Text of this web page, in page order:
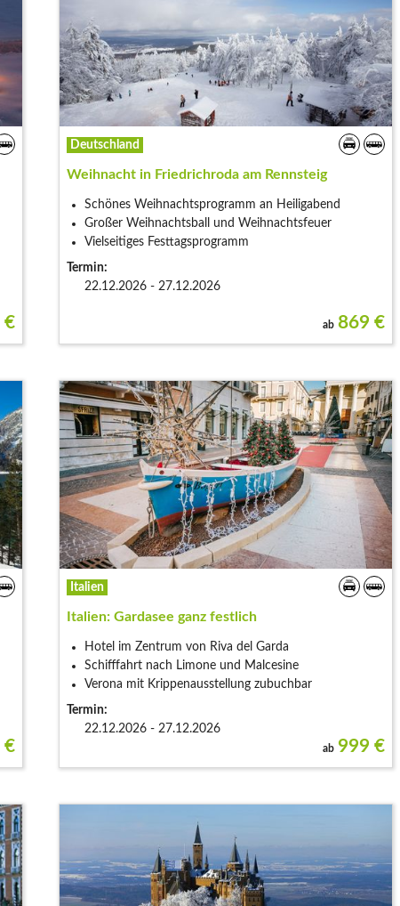
€
Deutschland
Weihnacht in Friedrichroda am Rennsteig
Schönes Weihnachtsprogramm an Heiligabend
Großer Weihnachtsball und Weihnachtsfeuer
Vielseitiges Festtagsprogramm
Termin:
22.12.2026 - 27.12.2026
ab 869 €
€
Italien
Italien: Gardasee ganz festlich
Hotel im Zentrum von Riva del Garda
Schifffahrt nach Limone und Malcesine
Verona mit Krippenausstellung zubuchbar
Termin:
22.12.2026 - 27.12.2026
ab 999 €